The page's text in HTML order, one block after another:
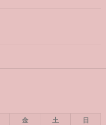
金 土
日